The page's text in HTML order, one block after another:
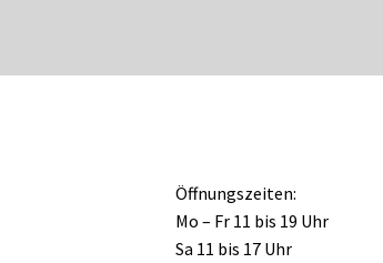
Öffnungszeiten:
Mo – Fr 11 bis 19 Uhr
Sa 11 bis 17 Uhr